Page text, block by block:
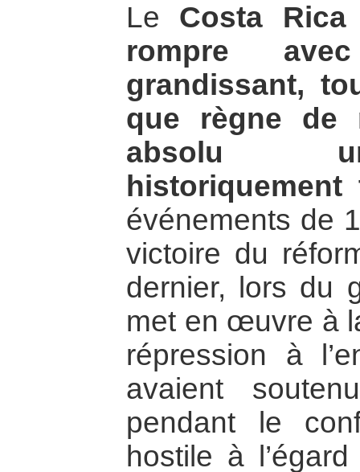
Le Costa Rica
rompre
grandissant,
que règne de
absolu
événements de
victoire du
dernier, lors du
met en œuvre à
répression à
avaient
pendant le
hostile à